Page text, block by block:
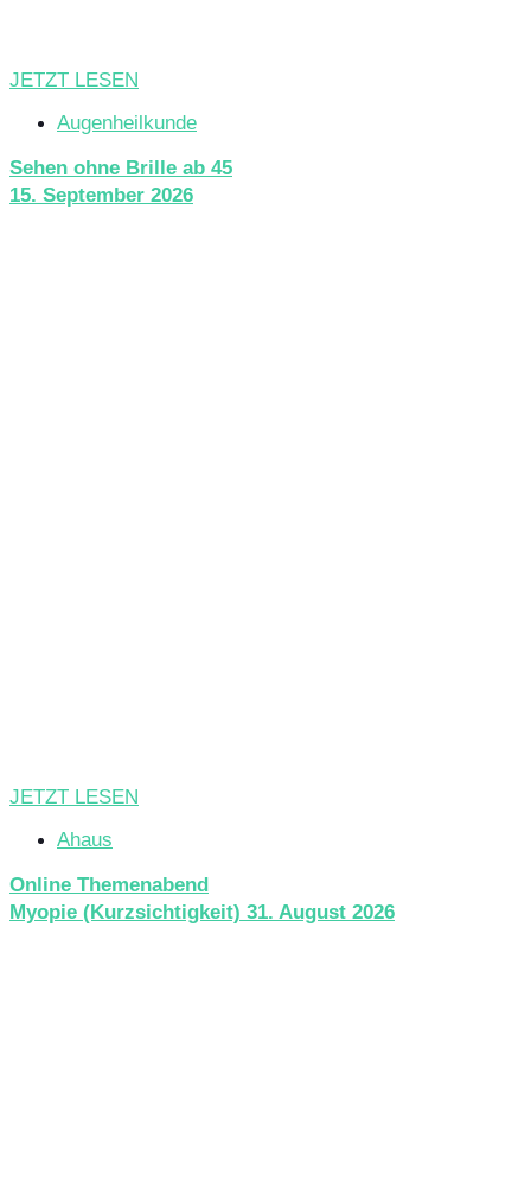
JETZT LESEN
Augenheilkunde
Sehen ohne Brille ab 45
15. September 2026
JETZT LESEN
Ahaus
Online Themenabend
Myopie (Kurzsichtigkeit) 31. August 2026